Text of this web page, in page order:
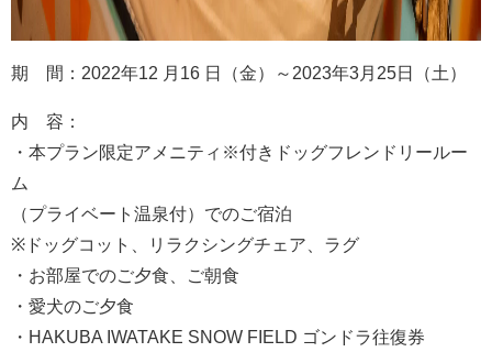
期 間：2022年12 月16 日（金）～2023年3月25日（土）
内 容：
・本プラン限定アメニティ※付きドッグフレンドリールー
ム
（プライベート温泉付）でのご宿泊
※ドッグコット、リラクシングチェア、ラグ
・お部屋でのご夕食、ご朝食
・愛犬のご夕食
・HAKUBA IWATAKE SNOW FIELD ゴンドラ往復券